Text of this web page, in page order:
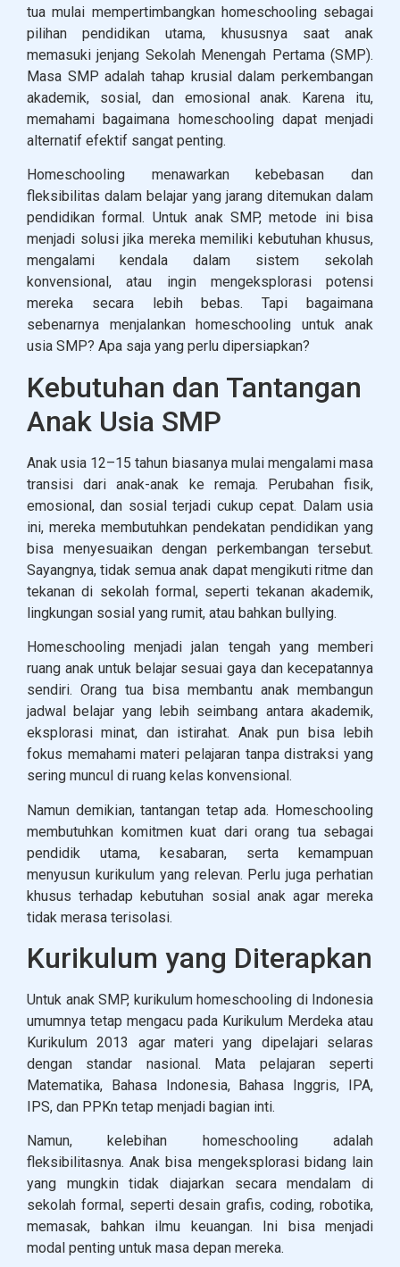
tua mulai mempertimbangkan homeschooling sebagai
pilihan pendidikan utama, khususnya saat anak
memasuki jenjang Sekolah Menengah Pertama (SMP).
Masa SMP adalah tahap krusial dalam perkembangan
akademik, sosial, dan emosional anak. Karena itu,
memahami bagaimana homeschooling dapat menjadi
alternatif efektif sangat penting.
Homeschooling menawarkan kebebasan dan
fleksibilitas dalam belajar yang jarang ditemukan dalam
pendidikan formal. Untuk anak SMP, metode ini bisa
menjadi solusi jika mereka memiliki kebutuhan khusus,
mengalami kendala dalam sistem sekolah
konvensional, atau ingin mengeksplorasi potensi
mereka secara lebih bebas. Tapi bagaimana
sebenarnya menjalankan homeschooling untuk anak
usia SMP? Apa saja yang perlu dipersiapkan?
Kebutuhan dan Tantangan
Anak Usia SMP
Anak usia 12–15 tahun biasanya mulai mengalami masa
transisi dari anak-anak ke remaja. Perubahan fisik,
emosional, dan sosial terjadi cukup cepat. Dalam usia
ini, mereka membutuhkan pendekatan pendidikan yang
bisa menyesuaikan dengan perkembangan tersebut.
Sayangnya, tidak semua anak dapat mengikuti ritme dan
tekanan di sekolah formal, seperti tekanan akademik,
lingkungan sosial yang rumit, atau bahkan bullying.
Homeschooling menjadi jalan tengah yang memberi
ruang anak untuk belajar sesuai gaya dan kecepatannya
sendiri. Orang tua bisa membantu anak membangun
jadwal belajar yang lebih seimbang antara akademik,
eksplorasi minat, dan istirahat. Anak pun bisa lebih
fokus memahami materi pelajaran tanpa distraksi yang
sering muncul di ruang kelas konvensional.
Namun demikian, tantangan tetap ada. Homeschooling
membutuhkan komitmen kuat dari orang tua sebagai
pendidik utama, kesabaran, serta kemampuan
menyusun kurikulum yang relevan. Perlu juga perhatian
khusus terhadap kebutuhan sosial anak agar mereka
tidak merasa terisolasi.
Kurikulum yang Diterapkan
Untuk anak SMP, kurikulum homeschooling di Indonesia
umumnya tetap mengacu pada Kurikulum Merdeka atau
Kurikulum 2013 agar materi yang dipelajari selaras
dengan standar nasional. Mata pelajaran seperti
Matematika, Bahasa Indonesia, Bahasa Inggris, IPA,
IPS, dan PPKn tetap menjadi bagian inti.
Namun, kelebihan homeschooling adalah
fleksibilitasnya. Anak bisa mengeksplorasi bidang lain
yang mungkin tidak diajarkan secara mendalam di
sekolah formal, seperti desain grafis, coding, robotika,
memasak, bahkan ilmu keuangan. Ini bisa menjadi
modal penting untuk masa depan mereka.